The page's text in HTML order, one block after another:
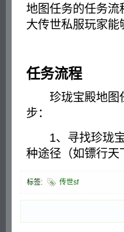
地图任务的任务流
大传世私服玩家
任务流程
珍珑宝殿地图任
步：
1、寻找珍珑宝
种途径（如镖行天
标签: 传世sf